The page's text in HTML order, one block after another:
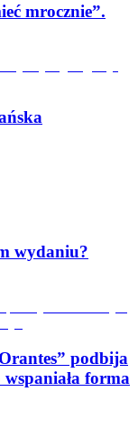
mrocznie”.
wydaniu?
podbija
forma